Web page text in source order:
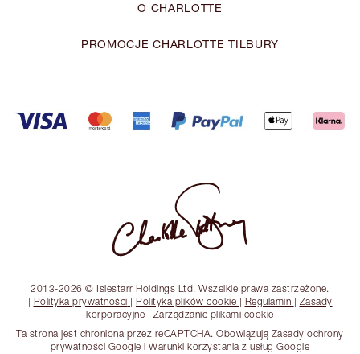
O CHARLOTTE
PROMOCJE CHARLOTTE TILBURY
2013-2026 © Islestarr Holdings Ltd. Wszelkie prawa zastrzeżone.
| Polityka prywatności | Polityka plików cookie | Regulamin | Zasady
korporacyjne | Zarządzanie plikami cookie
Ta strona jest chroniona przez reCAPTCHA. Obowiązują Zasady ochrony
prywatności Google i Warunki korzystania z usług Google